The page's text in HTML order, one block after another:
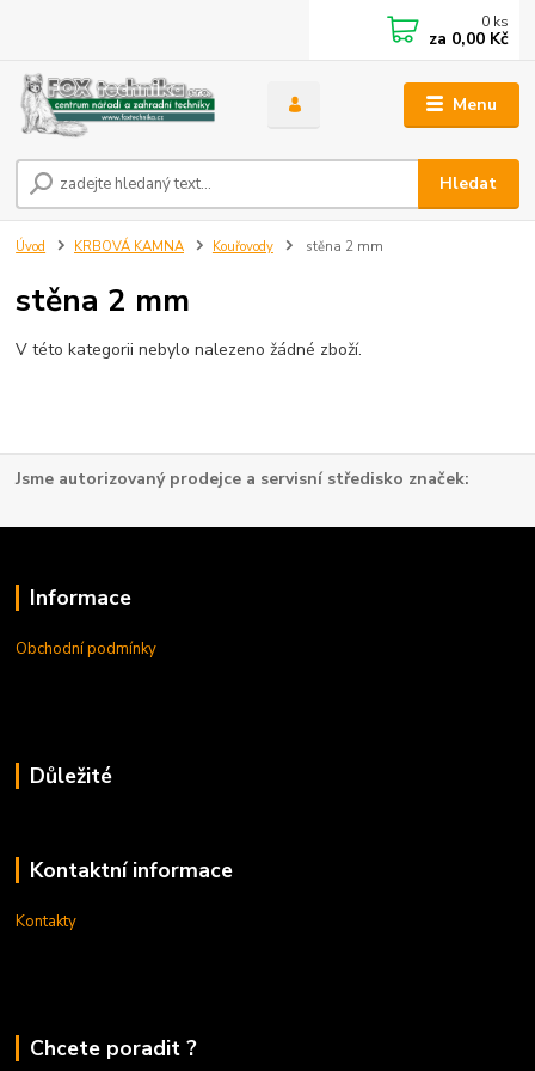
Menu
Hledat
0 ks
za 0,00 Kč
Úvod KRBOVÁ KAMNA Kouřovody stěna 2 mm
stěna 2 mm
V této kategorii nebylo nalezeno žádné zboží.
Jsme autorizovaný prodejce a servisní středisko značek:
Informace
Obchodní podmínky
Důležité
Kontaktní informace
Kontakty
Chcete poradit ?